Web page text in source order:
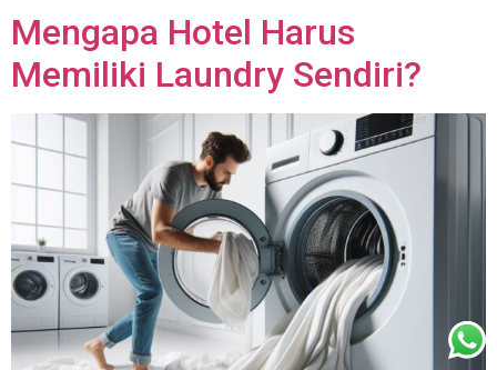
Mengapa Hotel Harus
Memiliki Laundry Sendiri?